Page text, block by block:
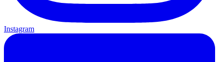
Instagram